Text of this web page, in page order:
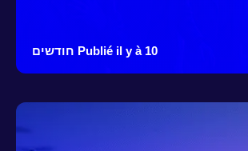
Publié il y à 10 חודשים